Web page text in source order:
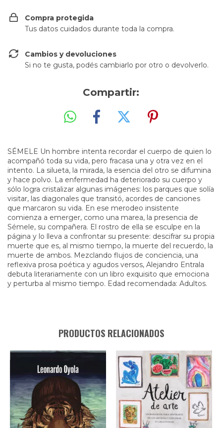
Compra protegida
Tus datos cuidados durante toda la compra.
Cambios y devoluciones
Si no te gusta, podés cambiarlo por otro o devolverlo.
Compartir:
SÉMELE Un hombre intenta recordar el cuerpo de quien lo
acompañó toda su vida, pero fracasa una y otra vez en el
intento. La silueta, la mirada, la esencia del otro se difumina
y hace polvo. La enfermedad ha deteriorado su cuerpo y
sólo logra cristalizar algunas imágenes: los parques que solía
visitar, las diagonales que transitó, acordes de canciones
que marcaron su vida. En ese merodeo insistente
comienza a emerger, como una marea, la presencia de
Sémele, su compañera. El rostro de ella se esculpe en la
página y lo lleva a confrontar su presente: descifrar su propia
muerte que es, al mismo tiempo, la muerte del recuerdo, la
muerte de ambos. Mezclando flujos de conciencia, una
reflexiva prosa poética y agudos versos, Alejandro Entrala
debuta literariamente con un libro exquisito que emociona
y perturba al mismo tiempo. Edad recomendada: Adultos.
PRODUCTOS RELACIONADOS